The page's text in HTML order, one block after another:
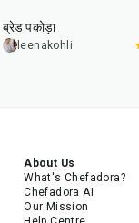
ब्रेड पकोड़ा
leenakohli
About Us
What's Chefadora?
Chefadora AI
Our Mission